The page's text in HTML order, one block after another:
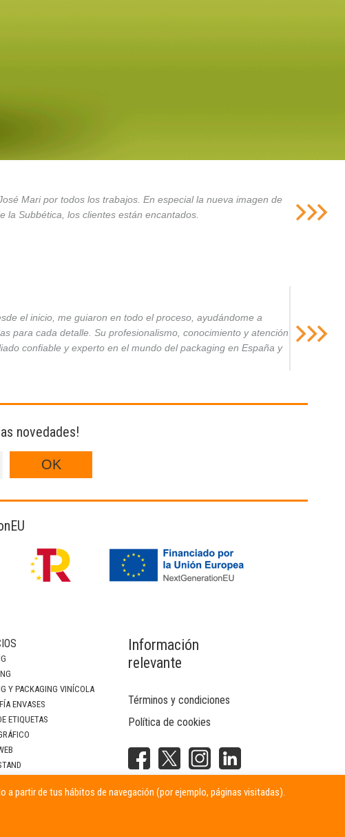
Mari por todos los trabajos. En especial la nueva imagen de
la Subbética, los clientes están encantados.
el inicio, me guiaron en todo el proceso, ayudándome a
para cada detalle. Su profesionalismo, conocimiento y atención
confiable y experto en el mundo del packaging en España y
novedades!
Y PACKAGING VINÍCOLA
ENVASES
ETIQUETAS
PUBLICITARIAS
Información
relevante
Términos y condiciones
Política de cookies
partir de tus hábitos de navegación (por ejemplo, páginas visitadas).